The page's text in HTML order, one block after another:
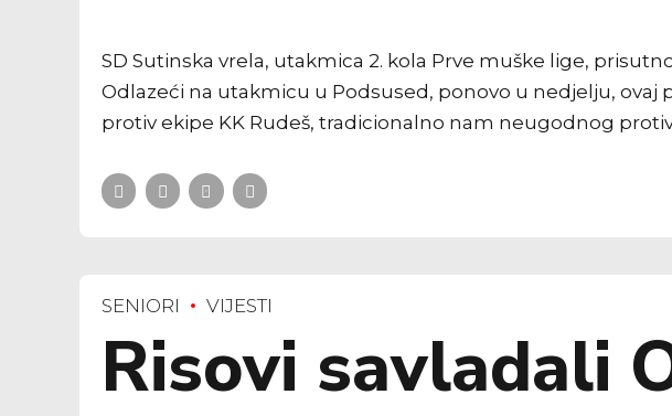
SD Sutinska vrela, utakmica 2. kola Prve muške lige, prisutno
Odlazeći na utakmicu u Podsused, ponovo u nedjelju, ovaj
protiv ekipe KK Rudeš, tradicionalno nam neugodnog
SENIORI VIJESTI
Risovi savladali